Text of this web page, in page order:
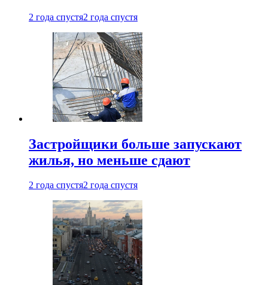
2 года спустя2 года спустя
Застройщики больше запускают
жилья, но меньше сдают
2 года спустя2 года спустя